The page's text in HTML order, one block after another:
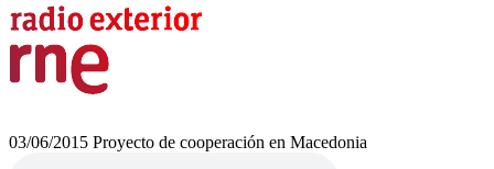
03/06/2015 Proyecto de cooperación en Macedonia